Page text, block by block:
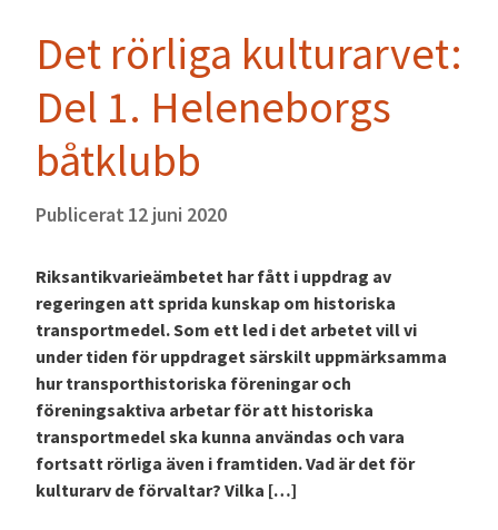
Det rörliga kulturarvet:
Del 1. Heleneborgs
båtklubb
Publicerat 12 juni 2020
Riksantikvarieämbetet har fått i uppdrag av
regeringen att sprida kunskap om historiska
transportmedel. Som ett led i det arbetet vill vi
under tiden för uppdraget särskilt uppmärksamma
hur transporthistoriska föreningar och
föreningsaktiva arbetar för att historiska
transportmedel ska kunna användas och vara
fortsatt rörliga även i framtiden. Vad är det för
kulturarv de förvaltar? Vilka […]